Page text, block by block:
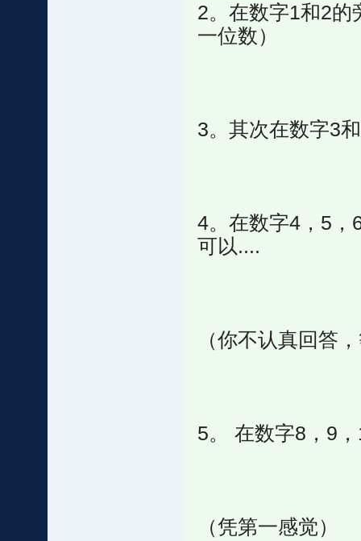
2。在数字1和2的
一位数）
3。其次在数字3
4。在数字4，5，
可以....
（你不认真回答
5。 在数字8，9
（凭第一感觉）